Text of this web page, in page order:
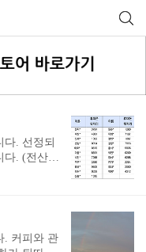
다. 선정되
. (전산상
을 수 있
는 커피찾
후기를 남
소를 남겨
. 커피와 관